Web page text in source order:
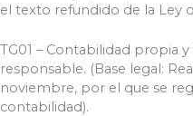
el texto refundido de la Ley
TG01 – Contabilidad propia
responsable. (Base legal:
noviembre, por el que se
contabilidad).